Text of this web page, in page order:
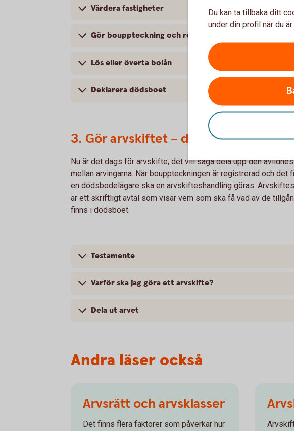
Värdera fastigheter
Gör bouppteckning och registrera hos Skatteverket
Lös eller överta bolån
Deklarera dödsboet
3. Gör arvskiftet – dela upp arvet
Nu är det dags för arvskifte, det vill säga dela upp den
mellan arvingarna. När bouppteckningen är registrerad och det
en dödsbodelägare ska en arvskifteshandling göras.
är ett skriftligt avtal som visar vem som ska få vad av de
finns i dödsboet.
Testamente
Varför ska jag göra ett arvskifte?
Dela ut arvet
Andra läser också
Arvsrätt och arvsklasser
Det finns flera faktorer som påverkar hur
Du kan ta tillbaka ditt
under din profil när du